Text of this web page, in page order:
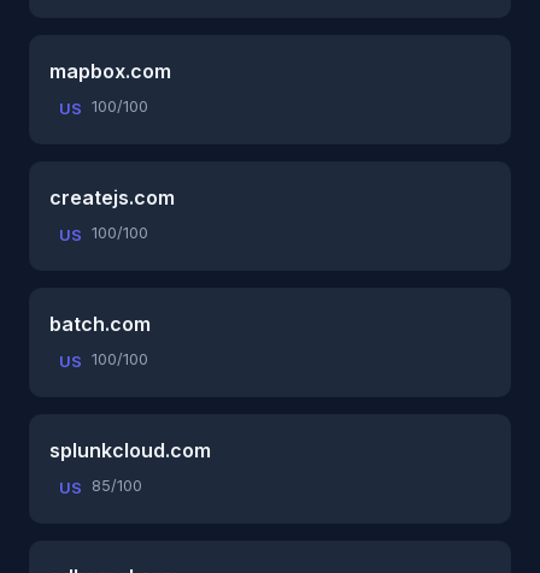
mapbox.com
US 100/100
createjs.com
US 100/100
batch.com
US 100/100
splunkcloud.com
US 85/100